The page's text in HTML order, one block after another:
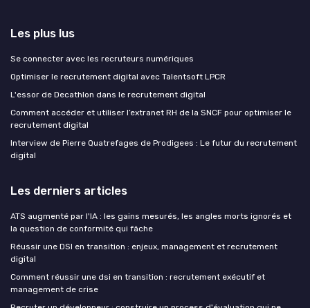
Les plus lus
Se connecter avec les recruteurs numériques
Optimiser le recrutement digital avec Talentsoft LPCR
L'essor de Decathlon dans le recrutement digital
Comment accéder et utiliser l’extranet RH de la SNCF pour optimiser le
recrutement digital
Interview de Pierre Quatrefages de Prodigees : Le futur du recrutement
digital
Les derniers articles
ATS augmenté par l'IA : les gains mesurés, les angles morts ignorés et
la question de conformité qui fâche
Réussir une DSI en transition : enjeux, management et recrutement
digital
Comment réussir une dsi en transition : recrutement exécutif et
management de crise